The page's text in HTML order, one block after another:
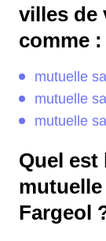
villes de
comme :
mutuelle
mutuelle
mutuelle
Quel est
mutuelle
Fargeol